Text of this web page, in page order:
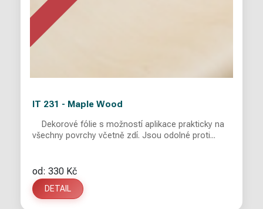
IT 231 - Maple Wood
všechny povrchy včetně zdí. Jsou odolné proti...
od: 330 Kč
DETAIL